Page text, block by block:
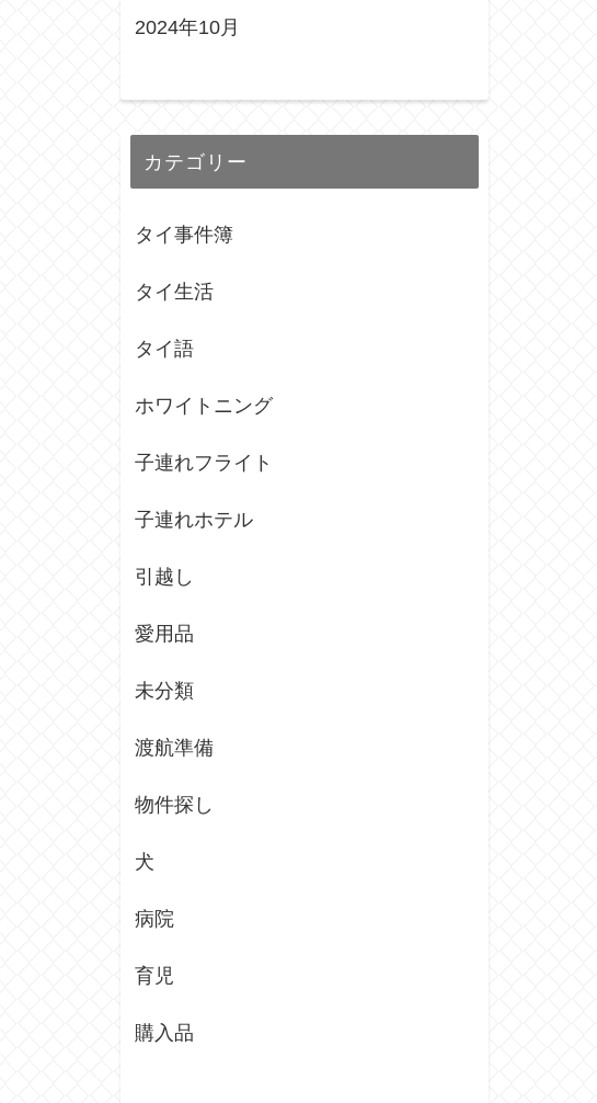
2024年10月
カテゴリー
タイ事件簿
タイ生活
タイ語
ホワイトニング
子連れフライト
子連れホテル
引越し
愛用品
未分類
渡航準備
物件探し
犬
病院
育児
購入品